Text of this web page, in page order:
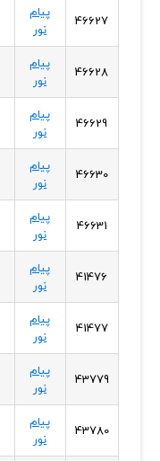
46627
پیام
نور
46628
پیام
نور
46629
پیام
نور
46630
پیام
نور
46631
پیام
نور
41476
پیام
نور
41477
پیام
نور
43779
پیام
نور
43780
پیام
نور